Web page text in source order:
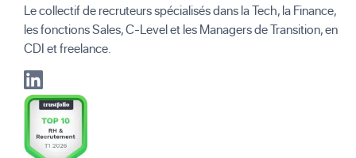
Le collectif de recruteurs spécialisés dans la Tech, la Finance,
les fonctions Sales, C-Level et les Managers de Transition, en
CDI et freelance.